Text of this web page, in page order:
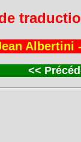
Albertini
<<